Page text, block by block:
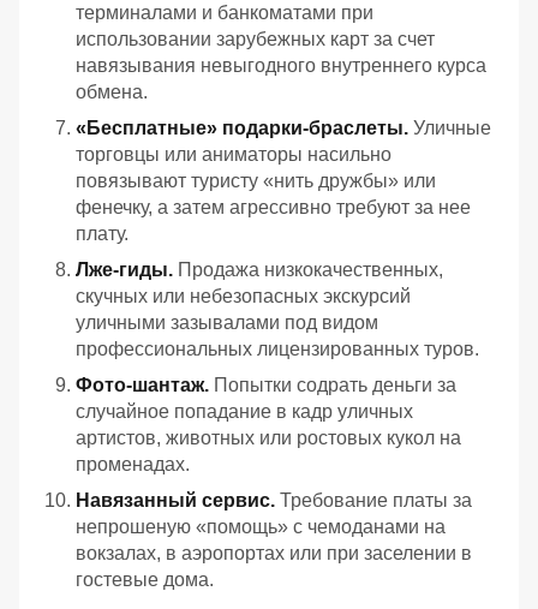
терминалами и банкоматами при
использовании зарубежных карт за счет
навязывания невыгодного внутреннего курса
обмена.
«Бесплатные» подарки-браслеты. Уличные
торговцы или аниматоры насильно
повязывают туристу «нить дружбы» или
фенечку, а затем агрессивно требуют за нее
плату.
Лже-гиды. Продажа низкокачественных,
скучных или небезопасных экскурсий
уличными зазывалами под видом
профессиональных лицензированных туров.
Фото-шантаж. Попытки содрать деньги за
случайное попадание в кадр уличных
артистов, животных или ростовых кукол на
променадах.
Навязанный сервис. Требование платы за
непрошеную «помощь» с чемоданами на
вокзалах, в аэропортах или при заселении в
гостевые дома.